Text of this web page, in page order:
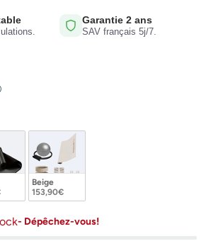
Garantie 2 ans
SAV français 5j/7.
Beige
153,90€
- Dépêchez-vous!